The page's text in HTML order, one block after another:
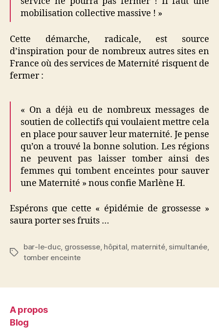
mobilisation collective massive ! »
Cette démarche, radicale, est source
d’inspiration pour de nombreux autres sites en
France où des services de Maternité risquent de
fermer :
« On a déjà eu de nombreux messages de
soutien de collectifs qui voulaient mettre cela
en place pour sauver leur maternité. Je pense
qu’on a trouvé la bonne solution. Les régions
ne peuvent pas laisser tomber ainsi des
femmes qui tombent enceintes pour sauver
une Maternité » nous confie Marlène H.
Espérons que cette « épidémie de grossesse »
saura porter ses fruits …
Étiquettes
bar-le-duc, grossesse, hôpital, maternité, simultanée,
tomber enceinte
A propos
Blog